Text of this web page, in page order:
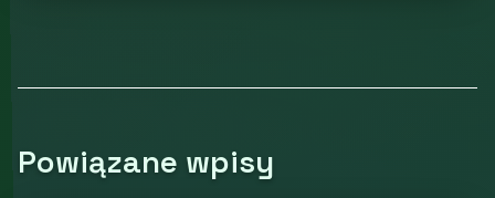
Powiązane wpisy